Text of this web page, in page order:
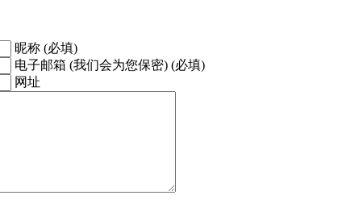
昵称 (必填)
电子邮箱 (我们会为您保密) (必填)
网址